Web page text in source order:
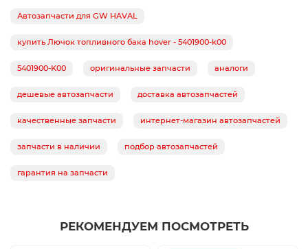
Автозапчасти для GW HAVAL
купить Лючок топливного бака hover - 5401900-k00
5401900-K00 оригинальные запчасти аналоги
дешевые автозапчасти доставка автозапчастей
качественные запчасти интернет-магазин автозапчастей
запчасти в наличии подбор автозапчастей
гарантия на запчасти
РЕКОМЕНДУЕМ ПОСМОТРЕТЬ